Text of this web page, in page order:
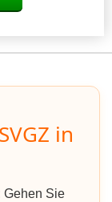
in
Gehen Sie